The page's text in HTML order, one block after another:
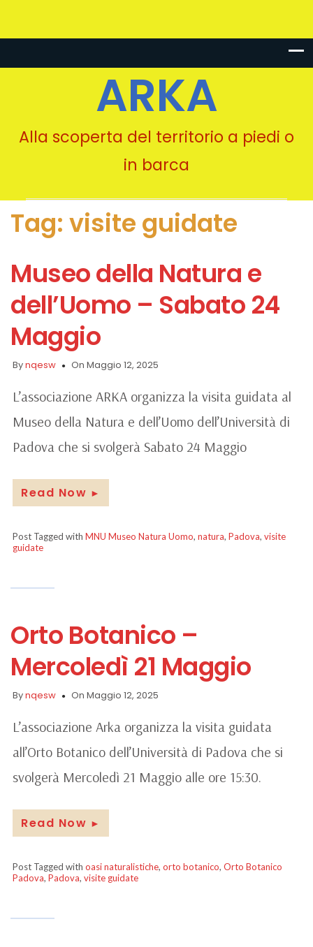
ARKA
Alla scoperta del territorio a piedi o
in barca
Tag: visite guidate
Museo della Natura e
dell’Uomo – Sabato 24
Maggio
Bynqesw On Maggio 12, 2025
L’associazione ARKA organizza la visita guidata al
Museo della Natura e dell’Uomo dell’Università di
Padova che si svolgerà Sabato 24 Maggio
Read Now ►
Post Tagged with MNU Museo Natura Uomo, natura, Padova, visite
guidate
Orto Botanico –
Mercoledì 21 Maggio
Bynqesw On Maggio 12, 2025
L’associazione Arka organizza la visita guidata
all’Orto Botanico dell’Università di Padova che si
svolgerà Mercoledì 21 Maggio alle ore 15:30.
Read Now ►
Post Tagged with oasi naturalistiche, orto botanico, Orto Botanico
Padova, Padova, visite guidate